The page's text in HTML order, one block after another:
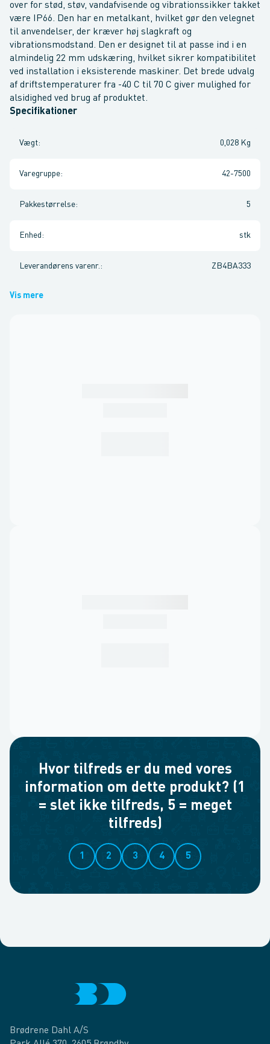
over for stød, støv, vandafvisende og vibrationssikker takket
være IP66. Den har en metalkant, hvilket gør den velegnet
til anvendelser, der kræver høj slagkraft og
vibrationsmodstand. Den er designet til at passe ind i en
almindelig 22 mm udskæring, hvilket sikrer kompatibilitet
ved installation i eksisterende maskiner. Det brede udvalg
af driftstemperaturer fra -40 C til 70 C giver mulighed for
alsidighed ved brug af produktet.
Specifikationer
Vægt: 0,028 Kg
Varegruppe: 42-7500
Pakkestørrelse: 5
Enhed : stk
Leverandørens varenr. : ZB4BA333
Vis mere
Hvor tilfreds er du med vores
information om dette produkt? (1
= slet ikke tilfreds, 5 = meget
tilfreds)
1 2 3 4 5
Brødrene Dahl A/S